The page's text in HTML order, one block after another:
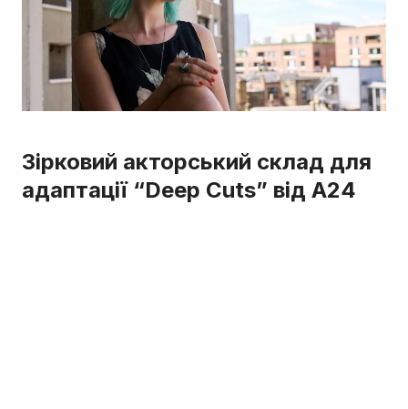
Зірковий акторський склад для
адаптації “Deep Cuts” від A24